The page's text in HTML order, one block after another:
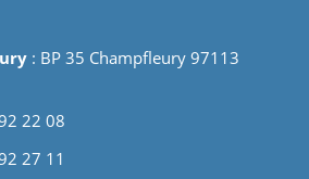
: BP 35 Champfleury 97113
22 08
27 11